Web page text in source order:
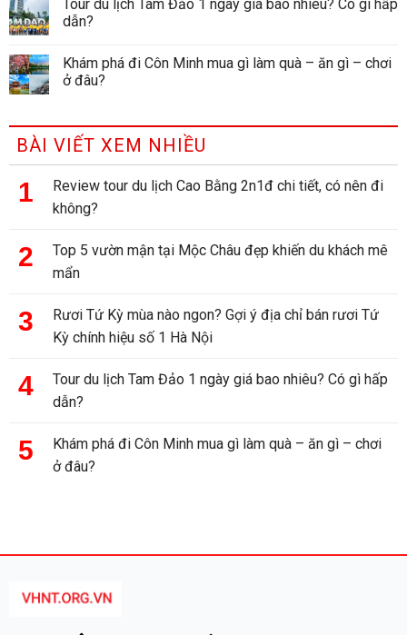
Tour du lịch Tam Đảo 1 ngày giá bao nhiêu? Có gì hấp
dẫn?
Khám phá đi Côn Minh mua gì làm quà – ăn gì – chơi
ở đâu?
BÀI VIẾT XEM NHIỀU
Review tour du lịch Cao Bằng 2n1đ chi tiết, có nên đi
không?
Top 5 vườn mận tại Mộc Châu đẹp khiến du khách mê
mẩn
Rươi Tứ Kỳ mùa nào ngon? Gợi ý địa chỉ bán rươi Tứ
Kỳ chính hiệu số 1 Hà Nội
Tour du lịch Tam Đảo 1 ngày giá bao nhiêu? Có gì hấp
dẫn?
Khám phá đi Côn Minh mua gì làm quà – ăn gì – chơi
ở đâu?